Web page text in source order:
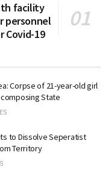
facility
personnel
Covid-19
Corpse of 21-year-old girl
State
to Dissolve Seperatist
Territory